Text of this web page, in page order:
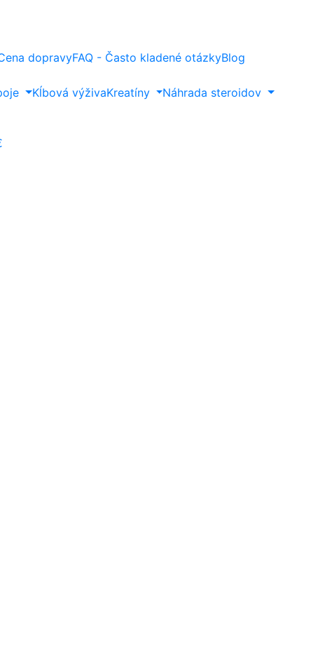
dopravyFAQ - Často kladené otázkyBlog
Kĺbová výživaKreatíny
Náhrada steroidov